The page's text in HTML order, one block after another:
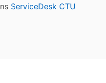
ServiceDesk CTU